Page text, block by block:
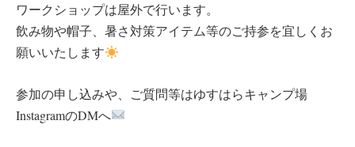
ワークショップは屋外で行います。
飲み物や帽子、暑さ対策アイテム等のご持参を宜しくお
願いいたします
参加の申し込みや、ご質問等はゆすはらキャンプ場
InstagramのDMへ